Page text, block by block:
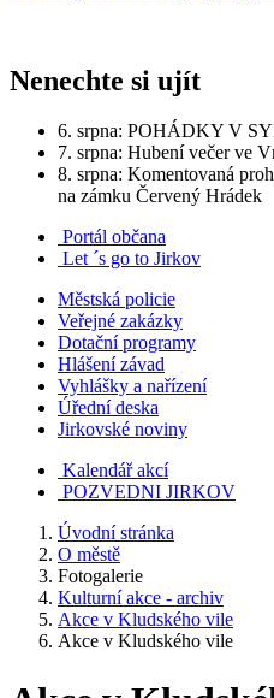
Nenechte si
6. srpna: POHÁDKY V
7. srpna: Hubení večer ve
8. srpna: Komentovaná
na zámku Červený Hrádek
Portál občana
Let ´s go to Jirkov
Městská policie
Veřejné zakázky
Dotační programy
Hlášení závad
Vyhlášky a nařízení
Úřední deska
Jirkovské noviny
Kalendář akcí
POZVEDNI JIRKOV
Úvodní stránka
O městě
Fotogalerie
Kulturní akce - archiv
Akce v Kludského vile
Akce v Kludského vile